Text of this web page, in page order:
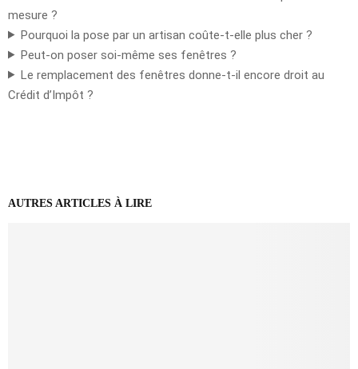
mesure ?
Pourquoi la pose par un artisan coûte-t-elle plus cher ?
Peut-on poser soi-même ses fenêtres ?
Le remplacement des fenêtres donne-t-il encore droit au
Crédit d’Impôt ?
AUTRES ARTICLES À LIRE